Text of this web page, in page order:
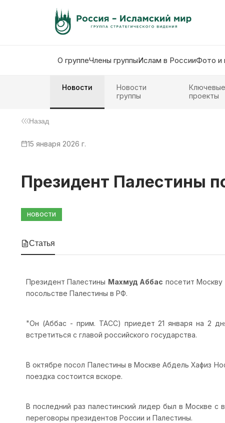
О группеЧлены группыИслам в РоссииФото и
Новости
Новости
группы
Ключевые
проекты
Назад
15 января 2026 г.
Президент Палестины
НОВОСТИ
Статья
Президент Палестины Махмуд Аббас посетит Москву
посольстве Палестины в РФ.
"Он (Аббас - прим. ТАСС) приедет 21 января на 2
встретиться с главой российского государства.
В октябре посол Палестины в Москве Абдель Хафиз
поездка состоится вскоре.
В последний раз палестинский лидер был в Москве
переговоры президентов России и Палестины.